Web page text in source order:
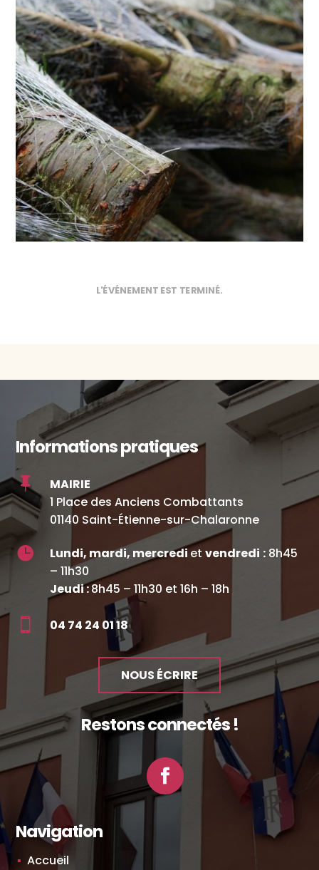
L'ÉVÉNEMENT EST TERMINÉ.
Informations pratiques

MAIRIE
1 Place des Anciens Combattants
01140 Saint-Étienne-sur-Chalaronne
 Lundi, mardi, mercrediet vendredi :8h45
– 11h30
Jeudi :8h45 – 11h30 et 16h – 18h
 04 74 24 01 18
NOUS ÉCRIRE
Restons connectés !
Facebook
Navigation
Accueil